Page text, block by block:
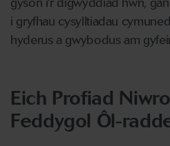
i gryfhau cysylltiadau
hyderus a gwybodus am
Eich Profiad
Feddygol Ôl-